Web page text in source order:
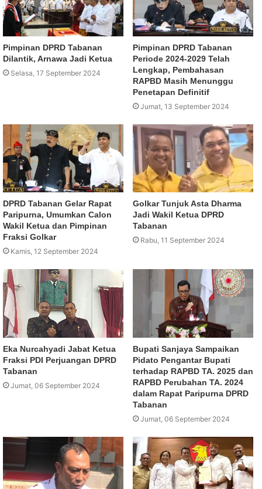
Pimpinan DPRD Tabanan
Dilantik, Arnawa Jadi Ketua
Selasa, 17 September 2024
Pimpinan DPRD Tabanan
Periode 2024-2029 Telah
Lengkap, Pembahasan
RAPBD Masih Menunggu
Penetapan Definitif
Jumat, 13 September 2024
DPRD Tabanan Gelar Rapat
Paripurna, Umumkan Calon
Wakil Ketua dan Pimpinan
Fraksi Golkar
Kamis, 12 September 2024
Golkar Tunjuk Asta Dharma
Jadi Wakil Ketua DPRD
Tabanan
Rabu, 11 September 2024
Eka Nurcahyadi Jabat Ketua
Fraksi PDI Perjuangan DPRD
Tabanan
Jumat, 06 September 2024
Bupati Sanjaya Sampaikan
Pidato Pengantar Bupati
terhadap RAPBD TA. 2025 dan
RAPBD Perubahan TA. 2024
dalam Rapat Paripurna DPRD
Tabanan
Jumat, 06 September 2024